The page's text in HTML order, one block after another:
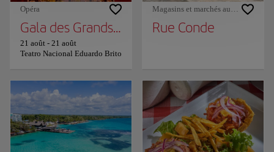
Opéra
Gala des Grands Artistes
21 août - 21 août
Teatro Nacional Eduardo Brito
Magasins et marchés aux puces
Rue Conde